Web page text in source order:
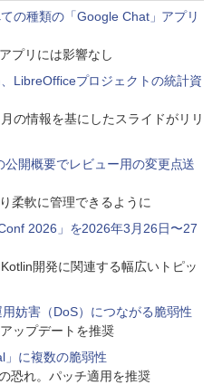
の種類の「Google Chat」アプリ
プリには影響なし
LibreOfficeプロジェクトの統計資
の情報を基にしたスライドがリリ
公開概要でレビュー用の変更点送
柔軟に管理できるように
2026」を2026年3月26日〜27
開発に関連する幅広いトピッ
用妨害（DoS）につながる脆弱性
ップデートを推奨
」に複数の脆弱性
恐れ。パッチ適用を推奨